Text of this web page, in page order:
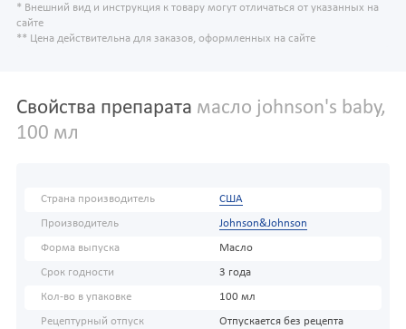
* Внешний вид и инструкция к товару могут отличаться от указанных на
сайте
** Цена действительна для заказов, оформленных на сайте
Свойства препарата масло johnson's baby,
100 мл
Страна производитель США
Производитель Johnson&Johnson
Форма выпуска Масло
Срок годности 3 года
Кол-во в упаковке 100 мл
Рецептурный отпуск Отпускается без рецепта